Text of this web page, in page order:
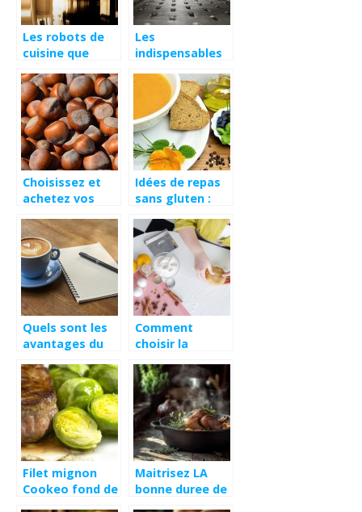
Les robots de
cuisine que
absolument
acheter
Les
indispensables
pour les
paresseux
Choisissez et
achetez vos
Idées de repas
sans gluten :
déjeuner, dîner
Quels sont les
avantages du
?
Comment
choisir la
pour toutes vos
préparations
culinaires
Filet mignon
Cookeo fond de
Maitrisez LA
bonne duree de